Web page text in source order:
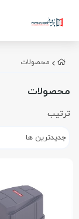
محصولات
محصولات
ترتیب